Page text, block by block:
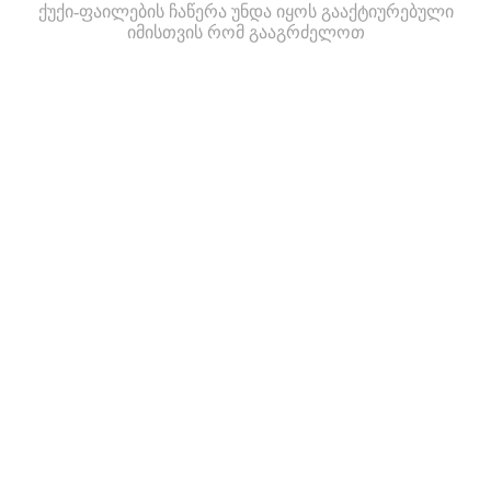
ქუქი-ფაილების ჩაწერა უნდა იყოს გააქტიურებული
იმისთვის რომ გააგრძელოთ